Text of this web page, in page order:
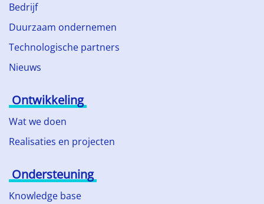
Bedrijf
Duurzaam ondernemen
Technologische partners
Nieuws
Ontwikkeling
Wat we doen
Realisaties en projecten
Ondersteuning
Knowledge base